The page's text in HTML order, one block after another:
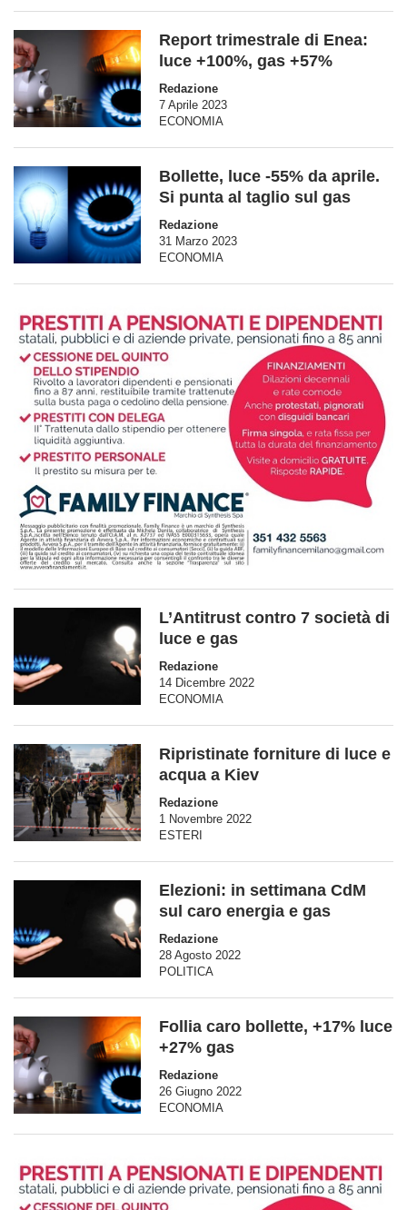
Report trimestrale di Enea:
luce +100%, gas +57%
Redazione
7 Aprile 2023
ECONOMIA
Bollette, luce -55% da aprile.
Si punta al taglio sul gas
Redazione
31 Marzo 2023
ECONOMIA
L’Antitrust contro 7 società di
luce e gas
Redazione
14 Dicembre 2022
ECONOMIA
Ripristinate forniture di luce e
acqua a Kiev
Redazione
1 Novembre 2022
ESTERI
Elezioni: in settimana CdM
sul caro energia e gas
Redazione
28 Agosto 2022
POLITICA
Follia caro bollette, +17% luce
+27% gas
Redazione
26 Giugno 2022
ECONOMIA